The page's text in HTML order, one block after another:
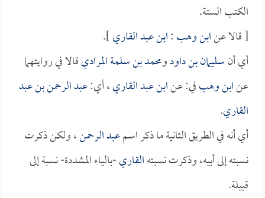
الكتب الستة.
[ قالا عنابن وهب:ابن عبد القاري].
أي أنسليمان بن داودومحمد بن سلمة المراديقالا في روايتهما
عنابن وهبفي: عنابن عبد القاري، أي:عبد الرحمن بن عبد
القاري.
أي أنه في الطريق الثانية ما ذكر اسمعبد الرحمن، ولكن ذكرت
نسبته إلى أبيه، وذكرت نسبتهالقاري-بالياء المشددة- نسبة إلى
قبيلة.